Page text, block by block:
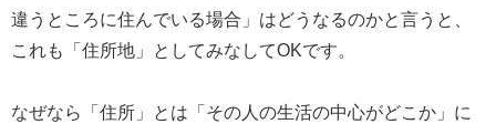
違うところに住んでいる場合」はどうなるのかと言うと、
これも「住所地」としてみなしてOKです。
なぜなら「住所」とは「その人の生活の中心がどこか」に